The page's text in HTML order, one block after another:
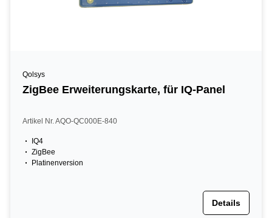
Qolsys
ZigBee Erweiterungskarte, für IQ-Panel
Artikel Nr. AQO-QC000E-840
IQ4
ZigBee
Platinenversion
Details